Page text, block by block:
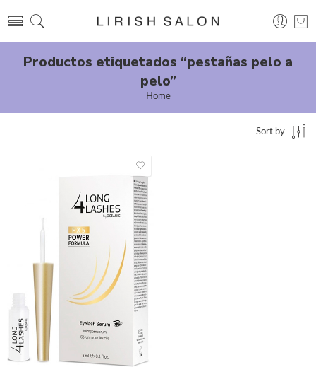
Productos etiquetados “pestañas pelo a
pelo”
Home
Sort by